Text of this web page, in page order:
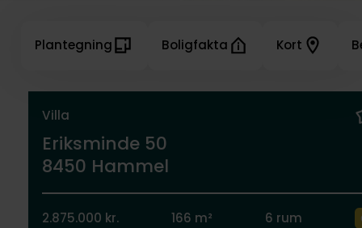
Villa
Eriksminde 50
8450 Hammel
2.875.000 kr. 166 m² 6 rum
Plantegning Boligfakta Kort